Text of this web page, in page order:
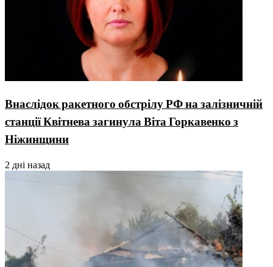
Внаслідок ракетного обстрілу РФ на залізничній
станції Квітнева загинула Віта Горкавенко з
Ніжинщини
2 дні назад